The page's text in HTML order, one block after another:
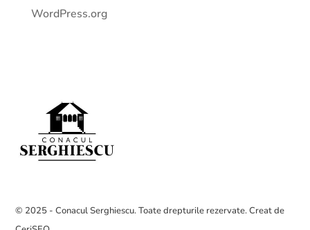
WordPress.org
© 2025 - Conacul Serghiescu. Toate drepturile rezervate. Creat de